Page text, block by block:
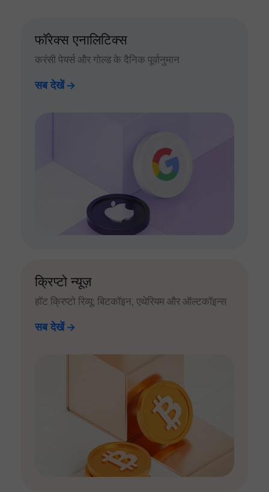
फॉरेक्स एनालिटिक्स
करंसी पेयर्स और गोल्ड के दैनिक पूर्वानुमान
सब देखें
क्रिप्टो न्यूज़
हॉट क्रिप्टो रिव्यू: बिटकॉइन, एथेरियम और ऑल्टकॉइन्स
सब देखें